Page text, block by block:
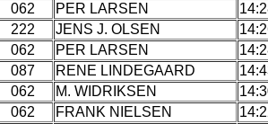
062 PER LARSEN
222 JENS J. OLSEN
062 PER LARSEN
087 RENE LINDEGAARD
062 M. WIDRIKSEN
062 FRANK NIELSEN